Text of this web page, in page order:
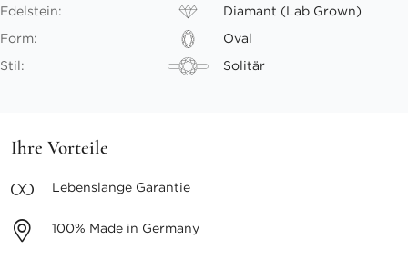
Edelstein:
Diamant (Lab Grown)
Form:
Oval
Stil:
Solitär
Ihre Vorteile
Lebenslange Garantie
100% Made in Germany